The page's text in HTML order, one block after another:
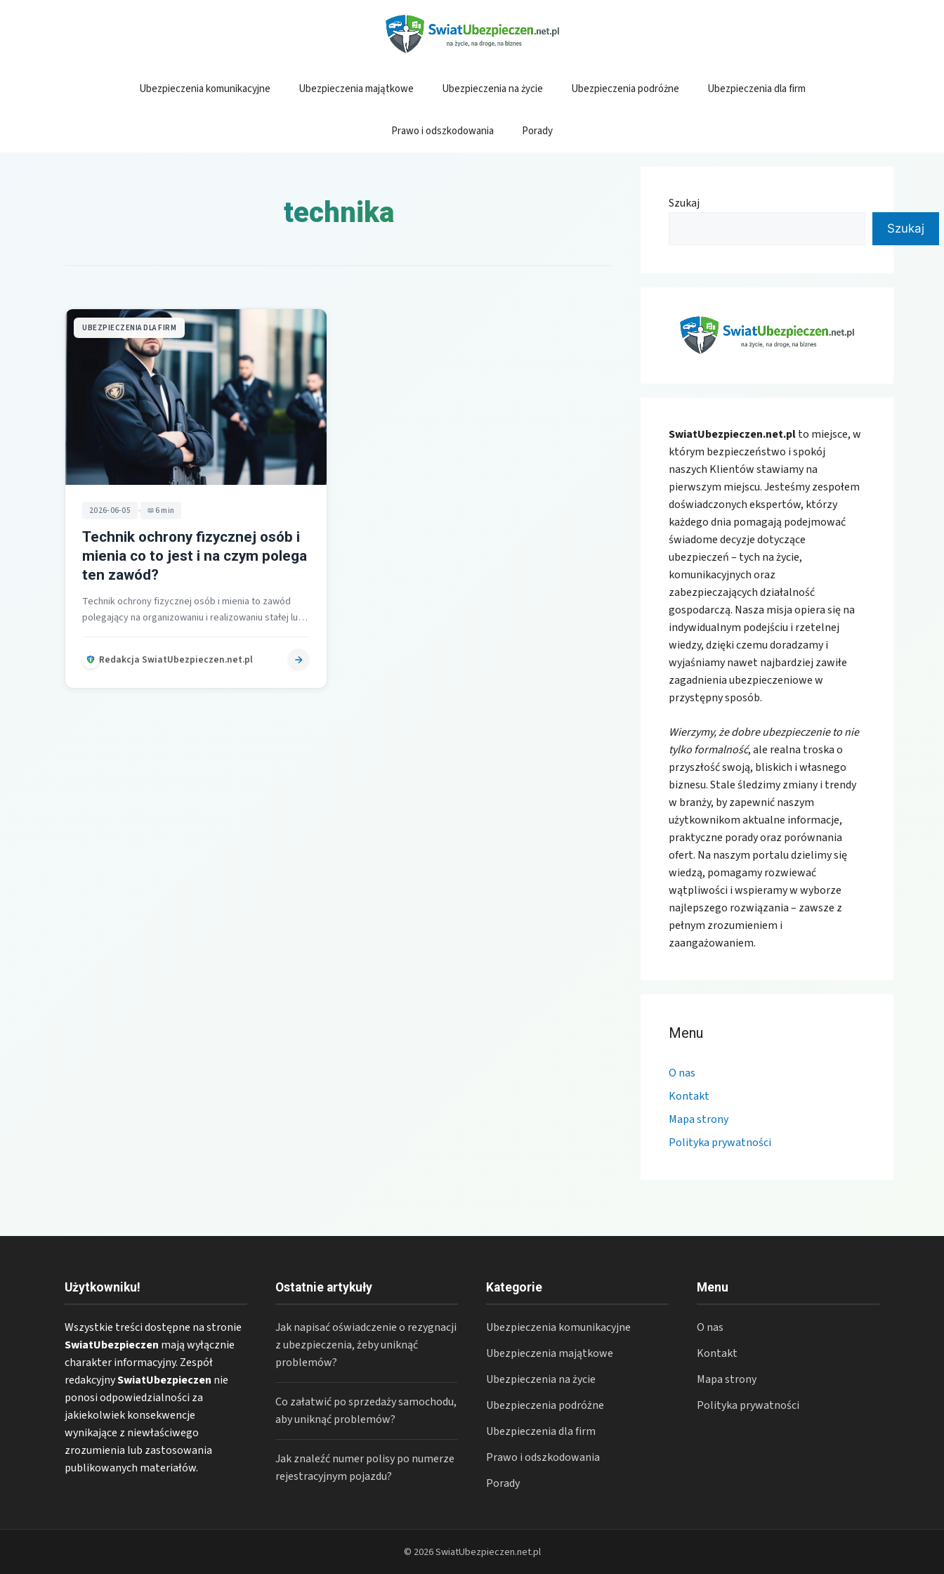
Ubezpieczenia komunikacyjne Ubezpieczenia majątkowe Ubezpieczenia na życie Ubezpieczenia podróżne Ubezpieczenia dla firm
Prawo i odszkodowania Porady
technika
UBEZPIECZENIA DLA FIRM
2026-06-05 • 6 min
Technik ochrony fizycznej osób i
mienia co to jest i na czym polega
ten zawód?
Technik ochrony fizycznej osób i mienia to zawód
polegający na organizowaniu i realizowaniu stałej lub
Redakcja SwiatUbezpieczen.net.pl
Szukaj
Szukaj
SwiatUbezpieczen.net.plto miejsce, w
którym bezpieczeństwo i spokój
naszych Klientów stawiamy na
pierwszym miejscu. Jesteśmy zespołem
doświadczonych ekspertów, którzy
każdego dnia pomagają podejmować
świadome decyzje dotyczące
ubezpieczeń – tych na życie,
komunikacyjnych oraz
zabezpieczających działalność
gospodarczą. Nasza misja opiera się na
indywidualnym podejściu i rzetelnej
wiedzy, dzięki czemu doradzamy i
wyjaśniamy nawet najbardziej zawiłe
zagadnienia ubezpieczeniowe w
przystępny sposób.
Wierzymy, że dobre ubezpieczenie to nie
tylko formalność, ale realna troska o
przyszłość swoją, bliskich i własnego
biznesu. Stale śledzimy zmiany i trendy
w branży, by zapewnić naszym
użytkownikom aktualne informacje,
praktyczne porady oraz porównania
ofert. Na naszym portalu dzielimy się
wiedzą, pomagamy rozwiewać
wątpliwości i wspieramy w wyborze
najlepszego rozwiązania – zawsze z
pełnym zrozumieniem i
zaangażowaniem.
Menu
O nas
Kontakt
Mapa strony
Polityka prywatności
Użytkowniku!
Wszystkie treści dostępne na stronie
SwiatUbezpieczen mają wyłącznie
charakter informacyjny. Zespół
redakcyjnySwiatUbezpieczen nie
ponosi odpowiedzialności za
jakiekolwiek konsekwencje
wynikające z niewłaściwego
zrozumienia lub zastosowania
publikowanych materiałów.
Ostatnie artykuły
Jak napisać oświadczenie o rezygnacji
z ubezpieczenia, żeby uniknąć
problemów?
Co załatwić po sprzedaży samochodu,
aby uniknąć problemów?
Jak znaleźć numer polisy po numerze
rejestracyjnym pojazdu?
Kategorie
Ubezpieczenia komunikacyjne
Ubezpieczenia majątkowe
Ubezpieczenia na życie
Ubezpieczenia podróżne
Ubezpieczenia dla firm
Prawo i odszkodowania
Porady
Menu
O nas
Kontakt
Mapa strony
Polityka prywatności
© 2026 SwiatUbezpieczen.net.pl